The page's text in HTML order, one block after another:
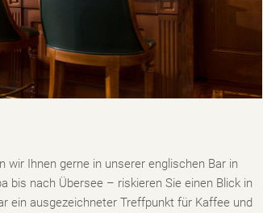
wir Ihnen gerne in unserer englischen Bar in
bis nach Übersee – riskieren Sie einen Blick in
ein ausgezeichneter Treffpunkt für Kaffee und